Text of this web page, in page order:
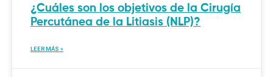
¿Cuáles son los objetivos de la Cirugía
Percutánea de la Litiasis (NLP)?
LEER MÁS »